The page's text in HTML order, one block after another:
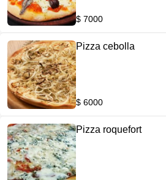
$ 7000
Pizza cebolla
$ 6000
Pizza roquefort